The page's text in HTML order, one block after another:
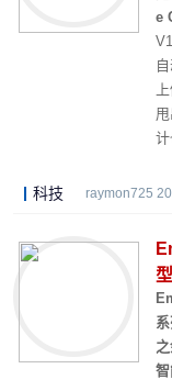
e
计
科技 raymon725